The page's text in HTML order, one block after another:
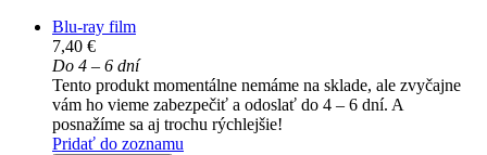
Blu-ray film
7,40 €
Do 4 – 6 dní
Tento produkt momentálne nemáme na sklade, ale zvyčajne
vám ho vieme zabezpečiť a odoslať do 4 – 6 dní. A
posnažíme sa aj trochu rýchlejšie!
Pridať do zoznamu